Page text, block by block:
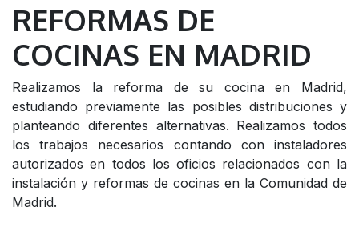
REFORMAS DE
COCINAS EN MADRID
Realizamos la reforma de su cocina en Madrid,
estudiando previamente las posibles distribuciones y
planteando diferentes alternativas. Realizamos todos
los trabajos necesarios contando con instaladores
autorizados en todos los oficios relacionados con la
instalación y reformas de cocinas en la Comunidad de
Madrid.